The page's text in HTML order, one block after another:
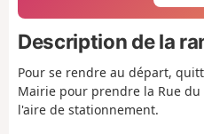
Description de la
Pour se rendre au départ,
Mairie pour prendre la Rue
l'aire de stationnement.